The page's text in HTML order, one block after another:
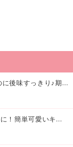
【抽選で3名様にプレゼント】濃厚なのに後味すっきり♪期間限定の「メイトーのなめらかプリン カルピス®入りソース」で夏を味わおう！
【女の子 浴衣の髪型】夏祭りに！花火に！簡単可愛いキッズの浴衣ヘアアレンジまとめ